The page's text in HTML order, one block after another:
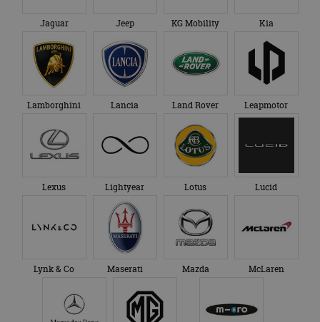
Jaguar Jeep KG Mobility Kia
Lamborghini Lancia Land Rover Leapmotor
Lexus Lightyear Lotus Lucid
Lynk & Co Maserati Mazda McLaren